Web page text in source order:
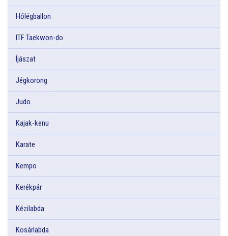
Hőlégballon
ITF Taekwon-do
Íjászat
Jégkorong
Judo
Kajak-kenu
Karate
Kempo
Kerékpár
Kézilabda
Kosárlabda